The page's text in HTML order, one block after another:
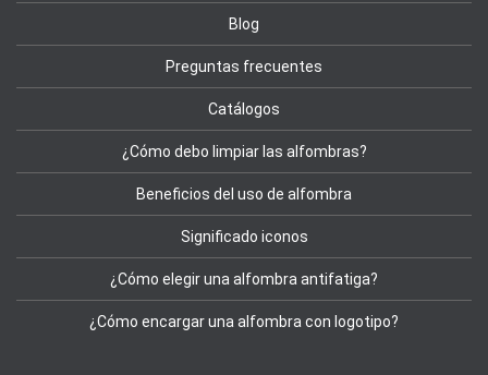
Blog
Preguntas frecuentes
Catálogos
¿Cómo debo limpiar las alfombras?
Beneficios del uso de alfombra
Significado iconos
¿Cómo elegir una alfombra antifatiga?
¿Cómo encargar una alfombra con logotipo?